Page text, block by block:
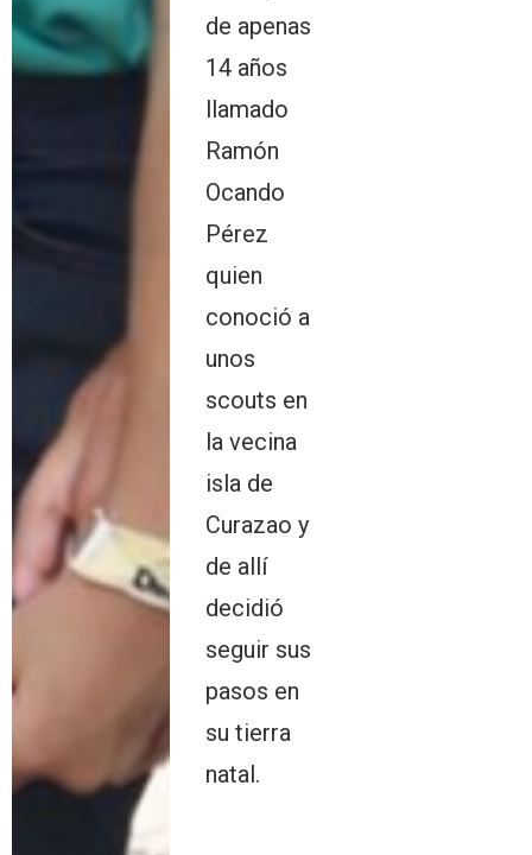
de apenas
14 años
llamado
Ramón
Ocando
Pérez
quien
conoció a
unos
scouts en
la vecina
isla de
Curazao y
de allí
decidió
seguir sus
pasos en
su tierra
natal.